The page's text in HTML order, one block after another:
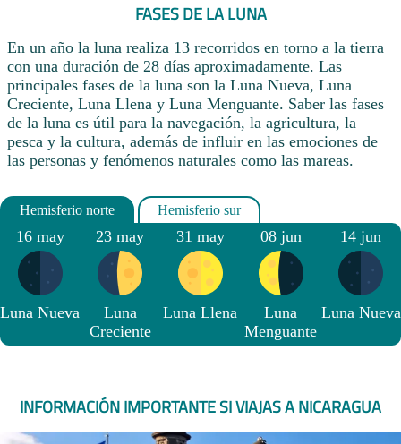
FASES DE LA LUNA
En un año la luna realiza 13 recorridos en torno a la tierra
con una duración de 28 días aproximadamente. Las
principales fases de la luna son la Luna Nueva, Luna
Creciente, Luna Llena y Luna Menguante. Saber las fases
de la luna es útil para la navegación, la agricultura, la
pesca y la cultura, además de influir en las emociones de
las personas y fenómenos naturales como las mareas.
16 may
Luna Nueva
23 may
Luna
Creciente
31 may
Luna Llena
08 jun
Luna
Menguante
14 jun
Luna Nueva
INFORMACIÓN IMPORTANTE SI VIAJAS A NICARAGUA